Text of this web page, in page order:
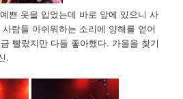
쁜 옷을 입었는데 바로 앞에 있으니 사
람들 아쉬워하는 소리에 양해를 얻어
빨랐지만 다들 좋아했다. 가을을 찾기
.